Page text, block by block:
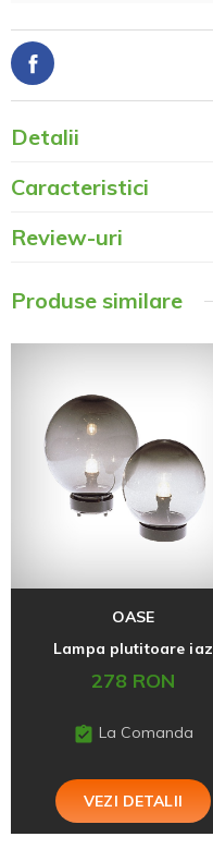
Detalii
Caracteristici
Review-uri
Produse similare
OASE
Lampa plutitoare iaz
278 RON
La Comanda
VEZI DETALII